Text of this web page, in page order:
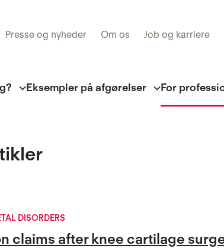
Presse og nyheder Om os Job og karriere
Eksempler på afgørelser For
DISORDERS
claims after knee cartilage